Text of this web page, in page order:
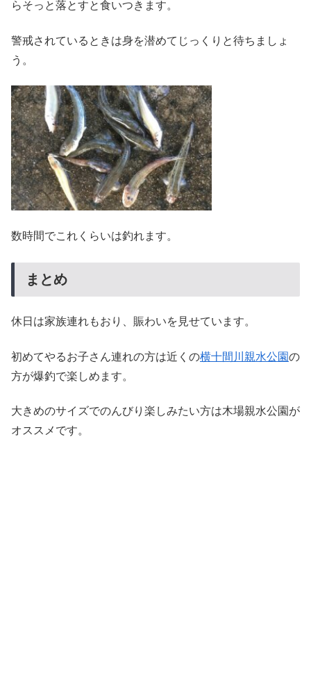
らそっと落とすと食いつきます。
警戒されているときは身を潜めてじっくりと待ちましょ
う。
数時間でこれくらいは釣れます。
まとめ
休日は家族連れもおり、賑わいを見せています。
初めてやるお子さん連れの方は近くの横十間川親水公園の
方が爆釣で楽しめます。
大きめのサイズでのんびり楽しみたい方は木場親水公園が
オススメです。